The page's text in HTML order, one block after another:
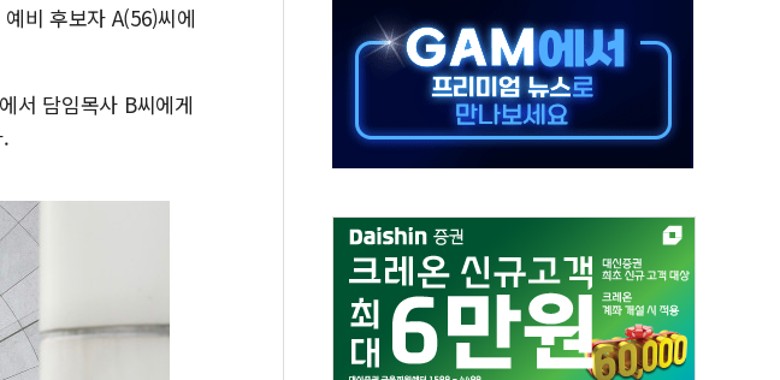
코인 6만4000달러대 횡보…고래·ETF 매수에도 고유가·금리·입법 지연 '삼중 부담'
비 후보자 A(56)씨에
서 담임목사 B씨에게